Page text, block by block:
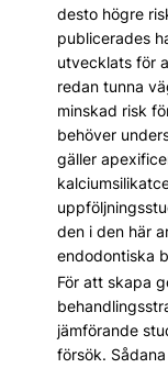
desto högre
publicerades
utvecklats för
redan tunna
minskad risk
behöver
gäller
den i den här
endodontiska
För att skapa
jämförande
försök.